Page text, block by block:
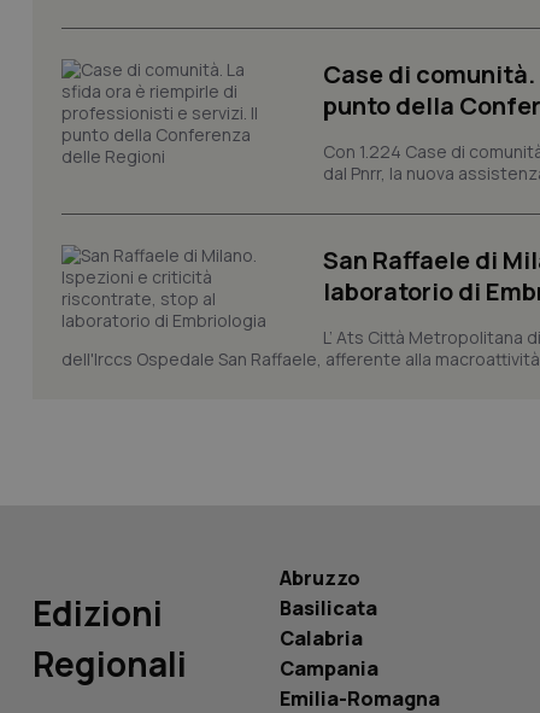
Case di
punto della
Con 1.224 Case di
dal Pnrr, la nuova
San Raffaele di
laboratorio di
L’ Ats Città Metropolitana
dell'Irccs Ospedale San Raffaele, afferente alla
Edizioni
Regionali
Abruzzo
Basilicata
Calabria
Campania
Emilia-Romagna
PHPSESSID